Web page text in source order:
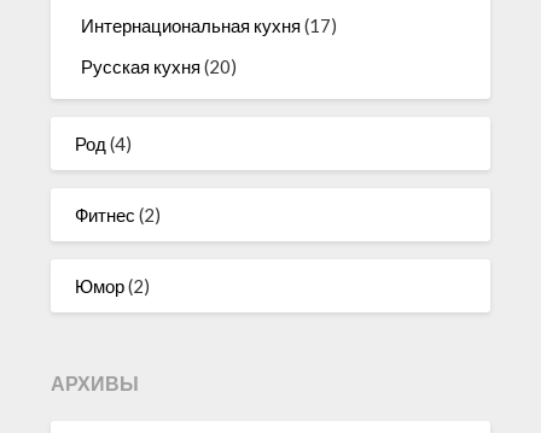
Интернациональная кухня (17)
Русская кухня (20)
Род (4)
Фитнес (2)
Юмор(2)
АРХИВЫ